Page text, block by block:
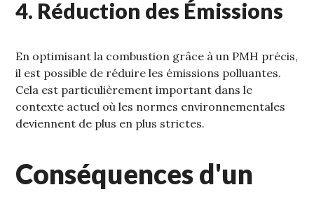
4. Réduction des Émissions
En optimisant la combustion grâce à un PMH précis‚
il est possible de réduire les émissions polluantes.
Cela est particulièrement important dans le
contexte actuel où les normes environnementales
deviennent de plus en plus strictes.
Conséquences d'un